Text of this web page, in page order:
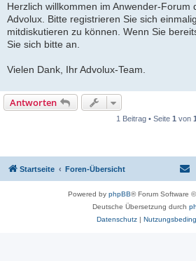
i
r
a
Herzlich willkommen im Anwender-Forum
Advolux. Bitte registrieren Sie sich
mitdiskutieren zu können. Wenn Sie
Sie sich bitte an.
Vielen Dank, Ihr Advolux-Team.
Antworten
1 Beitrag • Seite 1 von 1
Startseite Foren-Übersicht
Powered by phpBB® Forum Software
Deutsche Übersetzung durch
Datenschutz|